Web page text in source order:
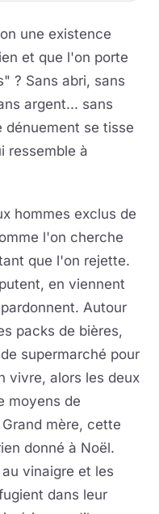
une existence
et que l'on porte
? Sans abri, sans
argent... sans
dénuement se tisse
ressemble à
hommes exclus de
l'on cherche
que l'on rejette.
en viennent
Autour
packs de bières,
supermarché pour
vivre, alors les deux
moyens de
mère, cette
donné à Noël.
vinaigre et les
dans leur